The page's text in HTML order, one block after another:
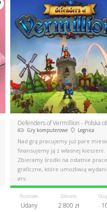
Gry komputerowe Legnica
Nad grą pracujemy już pare
finansujemy ją z własnej kieszeni.
Zbieramy środki na ostatnie prace
graficzne, które umożliwią
gry.
Pozostało
Udany
Zebrano
2 800 zł